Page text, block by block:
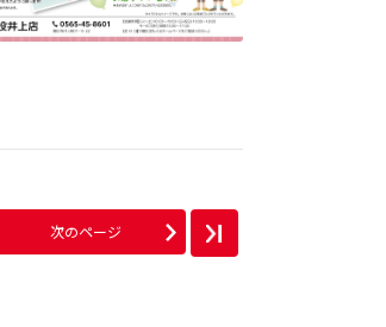
次のページ